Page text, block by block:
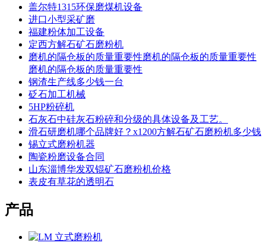
盖尔特1315环保磨煤机设备
进口小型采矿磨
福建粉体加工设备
定西方解石矿石磨粉机
磨机的隔仓板的质量重要性磨机的隔仓板的质量重要性
磨机的隔仓板的质量重要性
钢渣生产线多少钱一台
砭石加工机械
5HP粉碎机
石灰石中硅灰石粉碎和分级的具体设备及工艺。
滑石研磨机哪个品牌好？x1200方解石矿石磨粉机多少钱
锡立式磨粉机器
陶瓷粉磨设备合同
山东淄博华发双锟矿石磨粉机价格
表皮有草花的透明石
产品